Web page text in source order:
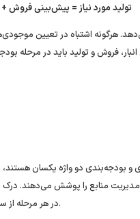
تولید مورد نیاز = پیش‌بینی فروش
هرگونه اشتباه در تعیین
فروش و تولید باید در مرحله
بودجه‌بندی دو واژه یکسان
منابع را پوشش می‌دهند. درک
در هر مرحله از سال مالی، باید روی کدام جنبه از برنامه‌ریزی تمرکز کنند.